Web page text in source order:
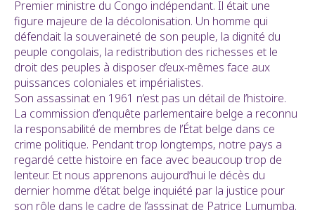
Premier ministre du Congo indépendant. Il était une
figure majeure de la décolonisation. Un homme qui
défendait la souveraineté de son peuple, la dignité du
peuple congolais, la redistribution des richesses et le
droit des peuples à disposer d’eux-mêmes face aux
puissances coloniales et impérialistes.
Son assassinat en 1961 n’est pas un détail de l’histoire.
La commission d’enquête parlementaire belge a reconnu
la responsabilité de membres de l’État belge dans ce
crime politique. Pendant trop longtemps, notre pays a
regardé cette histoire en face avec beaucoup trop de
lenteur. Et nous apprenons aujourd’hui le décès du
dernier homme d’état belge inquiété par la justice pour
son rôle dans le cadre de l’asssinat de Patrice Lumumba.